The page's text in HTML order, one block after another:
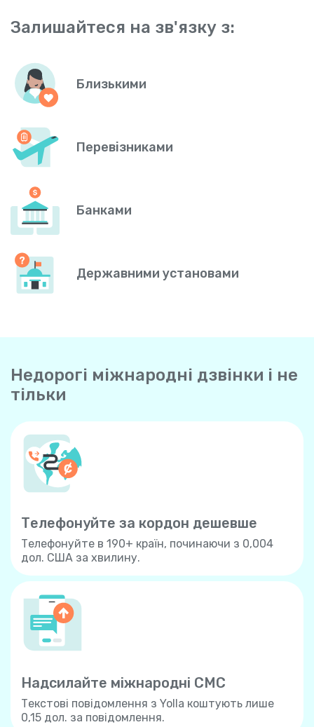
Залишайтеся на зв'язку з:
Близькими
Перевізниками
Банками
Державними установами
Недорогі міжнародні дзвінки і не
тільки
Телефонуйте за кордон дешевше
Телефонуйте в 190+ країн, починаючи з 0,004
дол. США за хвилину.
Надсилайте міжнародні СМС
Текстові повідомлення з Yolla коштують лише
0,15 дол. за повідомлення.